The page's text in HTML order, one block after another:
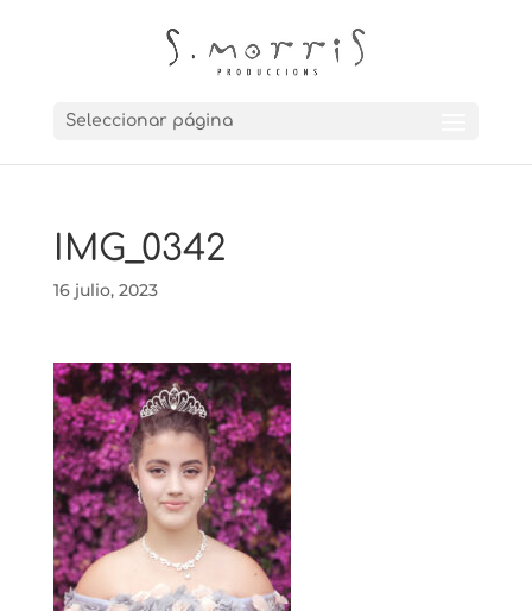
Seleccionar página
IMG_0342
16 julio, 2023